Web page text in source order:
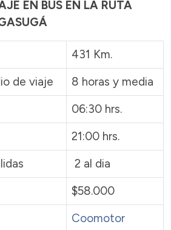
EN BUS EN LA RUTA
431 Km.
de viaje
8 horas y media
06:30 hrs.
21:00 hrs.
2 al dia
$58.000
Coomotor